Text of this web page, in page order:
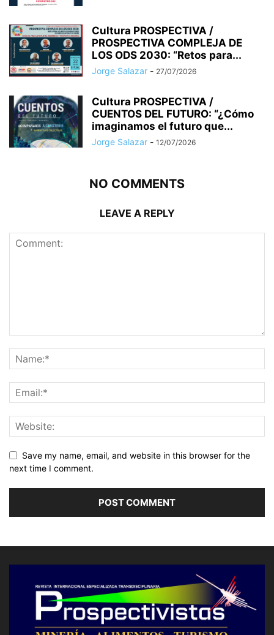
Cultura PROSPECTIVA /
PROSPECTIVA COMPLEJA DE
LOS ODS 2030: “Retos para...
Jorge Salazar - 27/07/2026
Cultura PROSPECTIVA /
CUENTOS DEL FUTURO: “¿Cómo
imaginamos el futuro que...
Jorge Salazar - 12/07/2026
NO COMMENTS
LEAVE A REPLY
Save my name, email, and website in this browser for the
next time I comment.